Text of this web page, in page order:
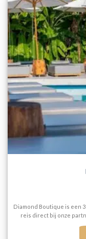
Diamond Boutique is een
reis direct bij onze